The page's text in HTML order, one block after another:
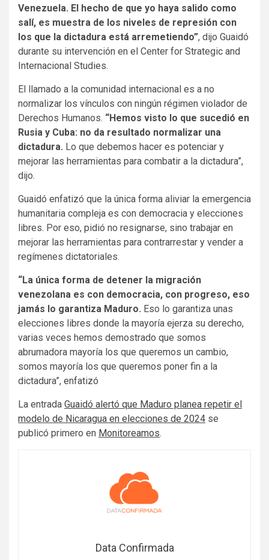
Venezuela. El hecho de que yo haya salido como
salí, es muestra de los niveles de represión con
los que la dictadura está arremetiendo”, dijo Guaidó
durante su intervención en el Center for Strategic and
Internacional Studies.
El llamado a la comunidad internacional es a no
normalizar los vínculos con ningún régimen violador de
Derechos Humanos. “Hemos visto lo que sucedió en
Rusia y Cuba: no da resultado normalizar una
dictadura. Lo que debemos hacer es potenciar y
mejorar las herramientas para combatir a la dictadura”,
dijo.
Guaidó enfatizó que la única forma aliviar la emergencia
humanitaria compleja es con democracia y elecciones
libres. Por eso, pidió no resignarse, sino trabajar en
mejorar las herramientas para contrarrestar y vender a
regímenes dictatoriales.
“La única forma de detener la migración
venezolana es con democracia, con progreso, eso
jamás lo garantiza Maduro. Eso lo garantiza unas
elecciones libres donde la mayoría ejerza su derecho,
varias veces hemos demostrado que somos
abrumadora mayoría los que queremos un cambio,
somos mayoría los que queremos poner fin a la
dictadura”, enfatizó
La entrada Guaidó alertó que Maduro planea repetir el
modelo de Nicaragua en elecciones de 2024 se
publicó primero en Monitoreamos.
Data Confirmada